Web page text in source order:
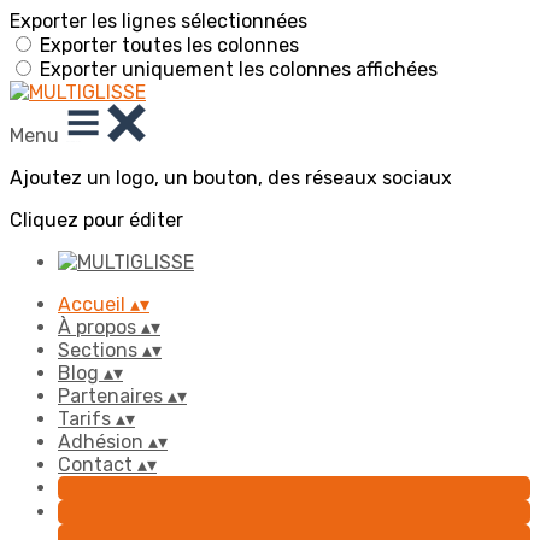
Exporter les lignes sélectionnées
Exporter toutes les colonnes
Exporter uniquement les colonnes affichées
Menu
Ajoutez un logo, un bouton, des réseaux sociaux
Cliquez pour éditer
Accueil ▴▾
À propos ▴▾
Sections ▴▾
Blog ▴▾
Partenaires ▴▾
Tarifs ▴▾
Adhésion ▴▾
Contact ▴▾